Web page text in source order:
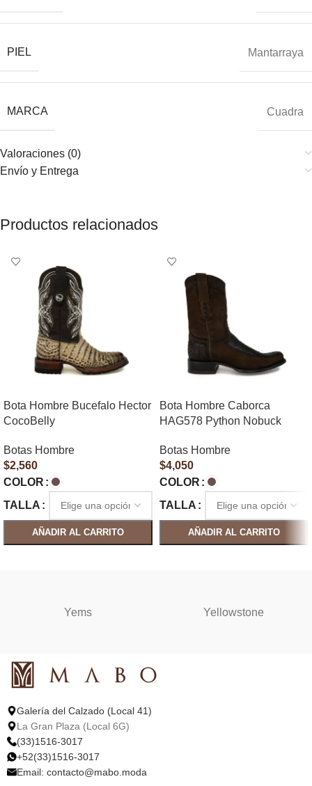
PIEL Mantarraya
MARCA Cuadra
Valoraciones (0)
Envío y Entrega
Productos relacionados
Bota Hombre Bucefalo Hector
CocoBelly
Botas Hombre
$2,560
COLOR
TALLA
AÑADIR AL CARRITO
Bota Hombre Caborca
HAG578 Python Nobuck
Botas Hombre
$4,050
COLOR
TALLA
AÑADIR AL CARRITO
Yems Yellowstone
Galería del Calzado (Local 41)
La Gran Plaza (Local 6G)
(33)1516-3017
+52(33)1516-3017
Email: contacto@mabo.moda